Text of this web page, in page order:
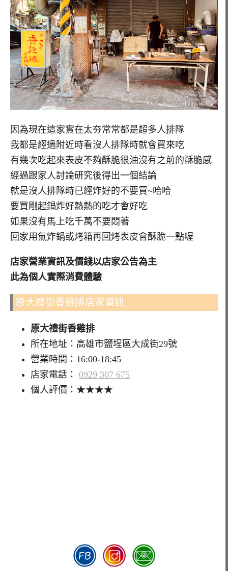
因為現在這家實在太夯常常都是超多人排隊
我都是經過附近時看沒人排隊時就會買來吃
有幾次吃起來表皮不夠酥脆很油沒有之前的酥脆感
經過跟家人討論研究後得出一個結論
就是沒人排隊時已經炸好的不要買~哈哈
要買剛起鍋炸好熱熱的吃才會好吃
如果沒有馬上吃千萬不要悶著
回家用氣炸鍋或烤箱再回烤表皮會酥脆一點喔
店家營業資訊及價錢以店家公告為主
此為個人實際消費體驗
原大禮街香雞排店家資訊
原大禮街香雞排
所在地址：高雄市鹽埕區大成街29號
營業時間：16:00-18:45
店家電話： 0929 307 675
個人評價：★★★★